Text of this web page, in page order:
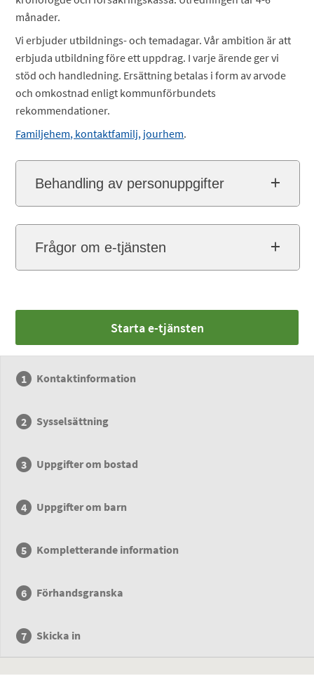
månader.
Vi erbjuder utbildnings- och temadagar. Vår ambition är att
erbjuda utbildning före ett uppdrag. I varje ärende ger vi
stöd och handledning. Ersättning betalas i form av arvode
och omkostnad enligt kommunförbundets
rekommendationer.
Familjehem, kontaktfamilj, jourhem.
Behandling av personuppgifter
Frågor om e-tjänsten
Starta e-tjänsten
Kontaktinformation
Sysselsättning
Uppgifter om bostad
Uppgifter om barn
Kompletterande information
Förhandsgranska
Skicka in